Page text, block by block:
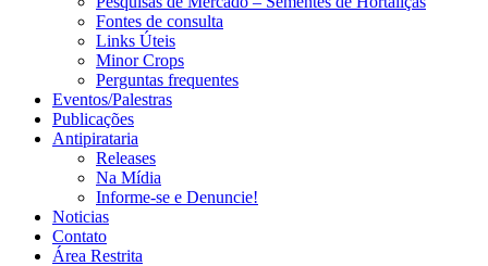
Fontes de consulta
Links Úteis
Minor Crops
Perguntas frequentes
Eventos/Palestras
Publicações
Antipirataria
Releases
Na Mídia
Informe-se e Denuncie!
Noticias
Contato
Área Restrita